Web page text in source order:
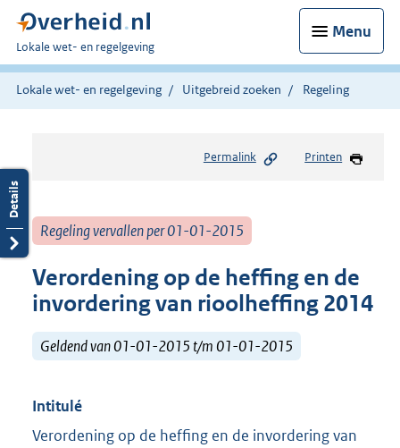
Menu
U
bent
hier:
Lokale wet- en regelgeving
Lokale wet- en regelgeving Uitgebreid zoeken Regeling
Permalink Printen
Regeling vervallen per 01-01-2015
Verordening op de heffing en de
invordering van rioolheffing 2014
Geldend van 01-01-2015 t/m 01-01-2015
Intitulé
Verordening op de heffing en de invordering van